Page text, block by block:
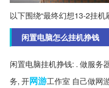
以下围绕“最终幻想13-2挂
闲置电脑怎么挂机挣钱
闲置电脑挂机挣钱: . 做服务
务, 开网游工作室 自己做网